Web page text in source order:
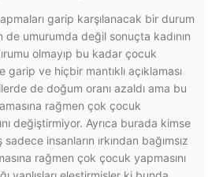
garip karşılanacak bir durum
umurumda değil sonuçta kadının
olmayıp bu kadar çocuk
ve hiçbir mantıklı açıklaması
de doğum oranı azaldı ama bu
rağmen çok çocuk
değiştirmiyor. Ayrıca burada kimse
sadece insanların ırkından bağımsız
rağmen çok çocuk yapmasını